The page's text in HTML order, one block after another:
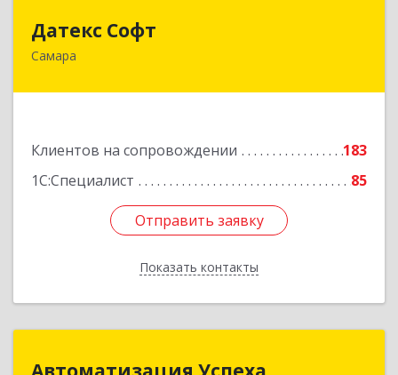
Датекс Софт
Самара
Клиентов на сопровождении
183
1С:Специалист
85
Отправить заявку
Показать контакты
443070, Самарская обл, Самара г, Партизанская
Отправить заявку
Назад